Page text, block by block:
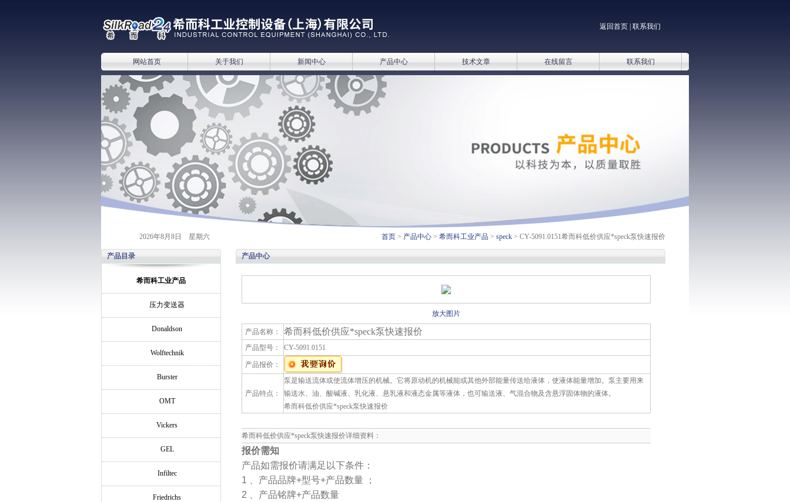
返回首页 联系我们
网站首页 关于我们 新闻中心 产品中心 技术文章 在线留言 联系我们
2026年8月8日 星期六 首页 > 产品中心 > 希而科工业产品 > speck > CY-5091.0151希而科低价供应*speck泵快速报价
产品目录
希而科工业产品
压力变送器
Donaldson
Wolftechnik
Burster
OMT
Vickers
GEL
Infiltec
Friedrichs
产品中心
放大图片
产品名称： 希而科低价供应*speck泵快速报价
产品型号： CY-5091.0151
产品报价：
产品特点：
泵是输送流体或使流体增压的机械。它将原动机的机械能或其他外部能量传送给液体，使液体能量增加。泵主要用来
输送水、油、酸碱液、乳化液、悬乳液和液态金属等液体，也可输送液、气混合物及含悬浮固体物的液体。
希而科低价供应*speck泵快速报价
希而科低价供应*speck泵快速报价详细资料：
报价需知
产品如需报价请满足以下条件：
1
、产品品牌+型号+产品数量 ；
2
、产品铭牌+产品数量